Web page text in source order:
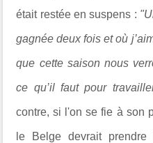
était restée en suspens :
gagnée deux fois et où
que cette saison nous
ce qu’il faut pour
contre, si l'on se fie à son
le Belge devrait